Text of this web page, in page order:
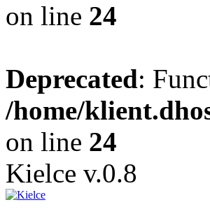
on line 24
Deprecated:
/home/
on line 24
Kielce v.0.8